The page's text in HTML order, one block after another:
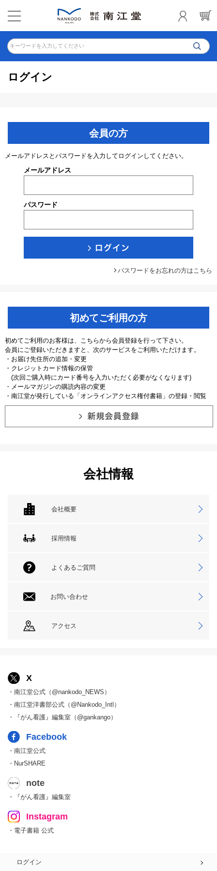
キーワードを入力してください
ログイン
会員の方
メールアドレスとパスワードを入力してログインしてください。
メールアドレス
パスワード
パスワードをお忘れの方はこちら
初めてご利用の方
初めてご利用のお客様は、こちらから会員登録を行って下さい。
会員にご登録いただきますと、次のサービスをご利用いただけます。
・お届け先住所の追加・変更
・クレジットカード情報の保管
(次回ご購入時にカード番号を入力いただく必要がなくなります)
・メールマガジンの購読内容の変更
・南江堂が発行している「オンラインアクセス権付書籍」の登録・閲覧
会社情報
会社概要
採用情報
よくあるご質問
お問い合わせ
アクセス
X
・南江堂公式（@nankodo_NEWS）
・南江堂洋書部公式（@Nankodo_Intl）
・『がん看護』編集室（@gankango）
Facebook
・南江堂公式
・NurSHARE
note
・『がん看護』編集室
Instagram
・電子書籍 公式
ログイン